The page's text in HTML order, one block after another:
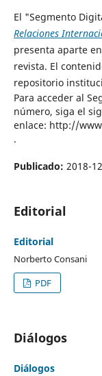
El "Segmento
Relaciones
presenta aparte
revista. El
repositorio
Para acceder al
número, siga el
enlace: http://
.
Publicado: 2018-
Editorial
Editorial
Norberto Consani
PDF
Diálogos
Diálogos